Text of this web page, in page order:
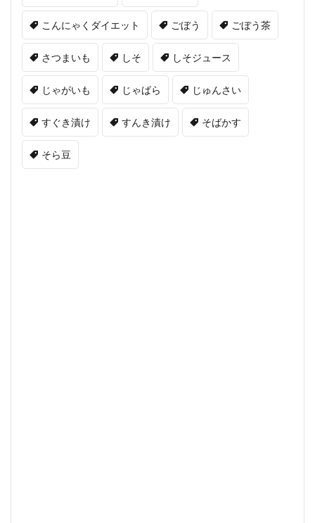
こんにゃくダイエット ごぼう ごぼう茶
さつまいも しそ しそジュース
じゃがいも じゃばら じゅんさい
すぐき漬け すんき漬け そばかす
そら豆